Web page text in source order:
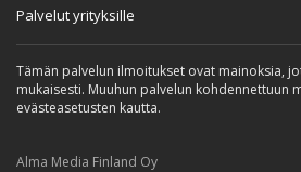
Palvelut yrityksille
Tämän palvelun ilmoitukset ovat mainoksia,
mukaisesti. Muuhun palvelun kohdennettuun
evästeasetusten kautta.
Alma Media Finland Oy